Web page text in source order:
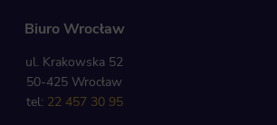
Biuro Wrocław
ul. Krakowska 52
50-425 Wrocław
tel: 22 457 30 95